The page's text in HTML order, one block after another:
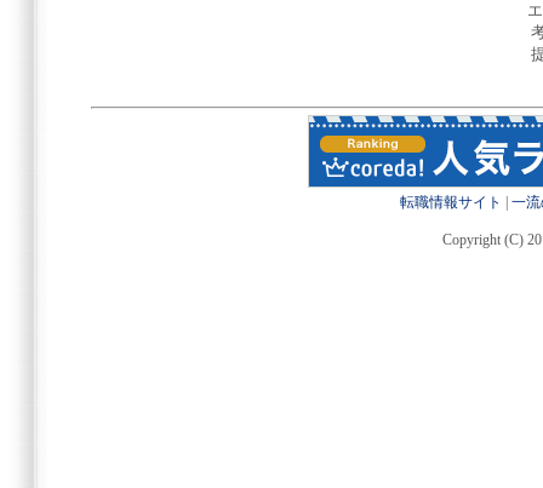
転職情報サイト 一
Copyright (C)